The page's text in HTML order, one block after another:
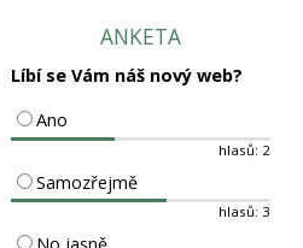
ANKETA
Líbí se Vám náš nový web?
Ano
hlasů: 2
Samozřejmě
hlasů: 3